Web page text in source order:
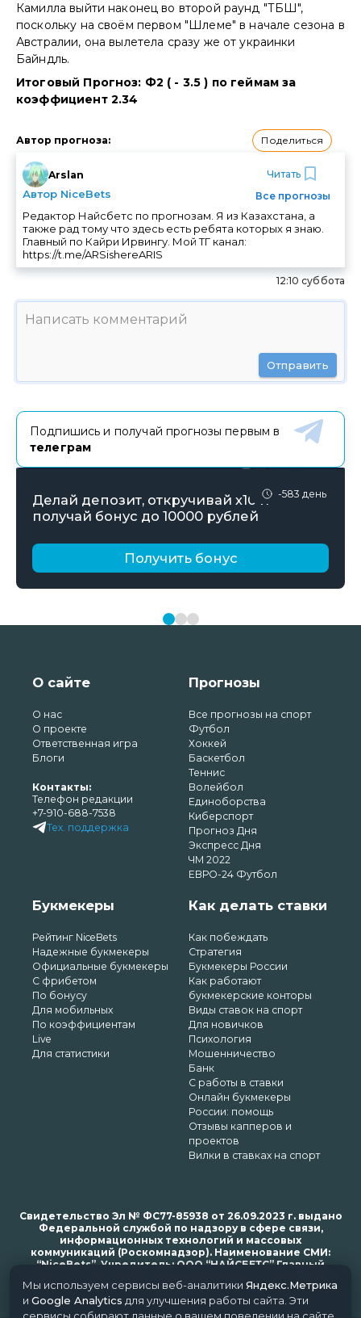
Камилла выйти наконец во второй раунд "ТБШ",
поскольку на своём первом "Шлеме" в начале сезона в
Австралии, она вылетела сразу же от украинки
Байндль.
Итоговый Прогноз: Ф2 ( - 3.5 ) по геймам за
коэффициент 2.34
Автор прогноза: Поделиться
Arslan
Автор NiceBets
Читать
Все прогнозы
Редактор Найсбетс по прогнозам. Я из Казахстана, а
также рад тому что здесь есть ребята которых я знаю.
Главный по Кайри Ирвингу. Мой ТГ канал:
https://t.me/ARSishereARIS
12:10 суббота
Отправить
Подпишись и получай прогнозы первым в
телеграм
-583 день
Делай депозит, откручивай х10 и
получай бонус до 10000 рублей
Получить бонус
О сайте
О нас
О проекте
Ответственная игра
Блоги
Контакты:
Телефон редакции
+7-910-688-7538
Тех. поддержка
Прогнозы
Все прогнозы на спорт
Футбол
Хоккей
Баскетбол
Теннис
Волейбол
Единоборства
Киберспорт
Прогноз Дня
Экспресс Дня
ЧМ 2022
ЕВРО-24 Футбол
Букмекеры
Рейтинг NiceBets
Надежные букмекеры
Официальные букмекеры
С фрибетом
По бонусу
Для мобильных
По коэффициентам
Live
Для статистики
Как делать ставки
Как побеждать
Стратегия
Букмекеры России
Как работают
букмекерские конторы
Виды ставок на спорт
Для новичков
Психология
Мошенничество
Банк
С работы в ставки
Онлайн букмекеры
России: помощь
Отзывы капперов и
проектов
Вилки в ставках на спорт
Свидетельство Эл № ФС77-85938 от 26.09.2023 г. выдано
Федеральной службой по надзору в сфере связи,
информационных технологий и массовых
коммуникаций (Роскомнадзор). Наименование СМИ:
“NiceBets”. Учредитель: ООО “НАЙСБЕТС” Главный
bets.ru
Мы используем сервисы веб-аналитики Яндекс.Метрика
и Google Analytics для улучшения работы сайта. Эти